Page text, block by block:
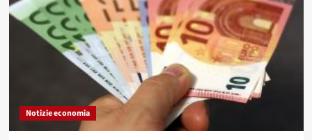
Notizie economia